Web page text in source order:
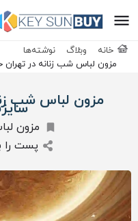
خانه وبلاگ
نوشته‌ها
مزون لباس شب زنانه در تهران
مزون لباس شب
مزون
پست را